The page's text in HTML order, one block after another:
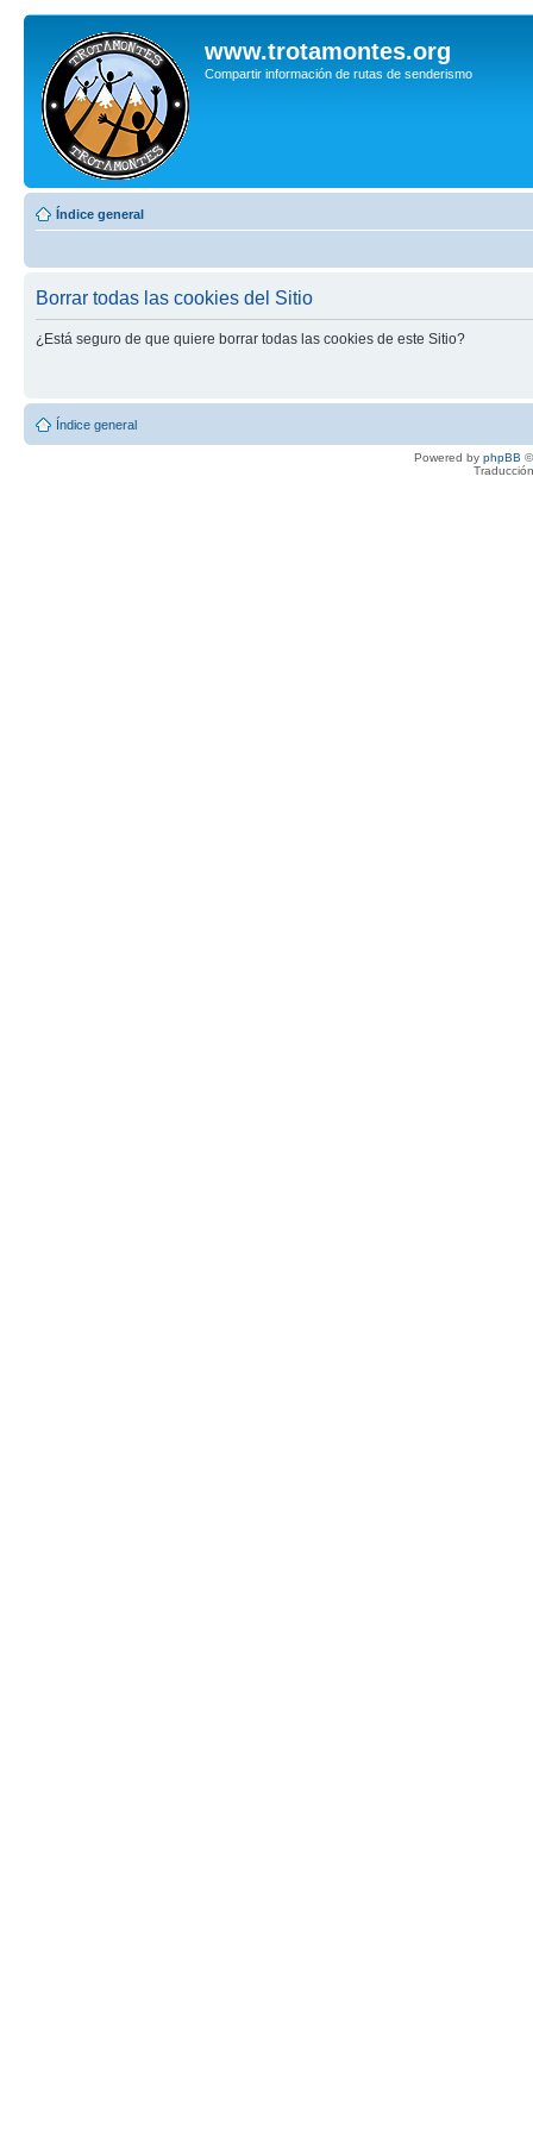
www.trotamontes.org
Compartir información de rutas de senderismo
Índice general
Borrar todas las cookies del Sitio
¿Está seguro de que quiere borrar todas las cookies de este Sitio?
Índice general
Powered by phpBB